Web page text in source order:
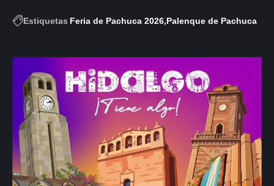
Estiquetas Feria de Pachuca 2026 Palenque de Pachuca